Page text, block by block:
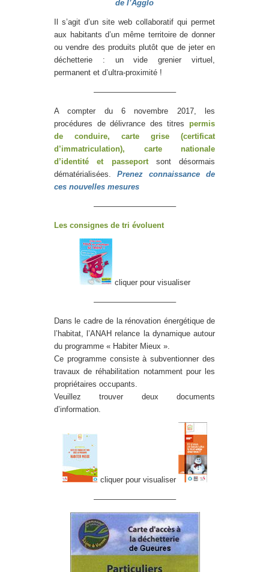
de l’Agglo
Il s’agit d’un site web collaboratif qui permet
aux habitants d’un même territoire de donner
ou vendre des produits plutôt que de jeter en
déchetterie : un vide grenier virtuel,
permanent et d’ultra-proximité !
——————————–
A compter du 6 novembre 2017, les
procédures de délivrance des titres permis
de conduire, carte grise (certificat
d’immatriculation), carte nationale
d’identité et passeport sont désormais
dématérialisées.
Prenez connaissance de
ces nouvelles mesures
——————————–
Les consignes de tri évoluent
cliquer pour visualiser
——————————–
Dans le cadre de la rénovation énergétique de
l’habitat, l’ANAH relance la dynamique autour
du programme « Habiter Mieux ».
Ce programme consiste à subventionner des
travaux de réhabilitation notamment pour les
propriétaires occupants.
Veuillez trouver deux documents
d’information.
cliquer pour visualiser
——————————–